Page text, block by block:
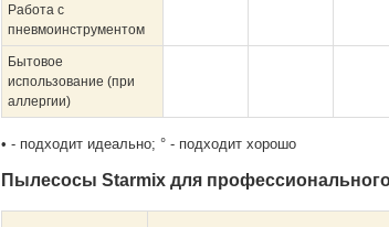
Работа с
пневмоинструментом
Бытовое
использование (при
аллергии)
• - подходит идеально; ° - подходит хорошо
Пылесосы Starmix для